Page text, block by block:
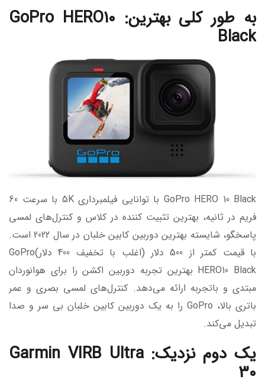
به طور کلی بهترین: GoPro HERO10
Black
GoPro HERO 10 Black با توانایی فیلمبرداری 5K با سرعت 60
فریم در ثانیه، بهترین تثبیت کننده در کلاس و کنترل‌های لمسی
پاسخگو، شایسته بهترین دوربین کابین خلبان در سال 2022 است.
با قیمت کمتر از 500 دلار (اغلب با تخفیف 400 دلار)GoPro
HERO10 Black بهترین تجربه دوربین اکشن را برای هوانوردان
مبتدی و باتجربه ارائه می‌دهد. کنترل‌های لمسی بصری و عمر
باتری بالا، GoPro را به یک دوربین کابین خلبان بی سر و صدا
تبدیل می‌کند.
یک دوم نزدیک: Garmin VIRB Ultra
30